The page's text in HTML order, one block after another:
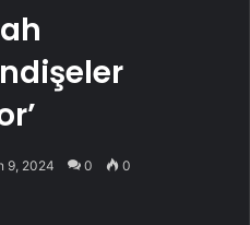
9, 2024 0 0